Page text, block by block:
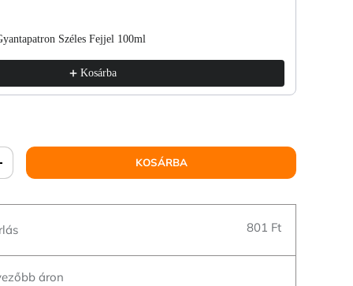
Széles Fejjel 100ml
Kosárba
KOSÁRBA
801 Ft
áron